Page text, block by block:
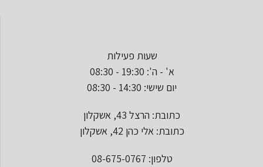
שעות פעילות
א' - ה': 19:30 - 08:30
יום שישי: 14:30 - 08:30
כתובת: הרצל 43, אשקלון
כתובת: אלי כהן 42, אשקלון
טלפון: 08-675-0767